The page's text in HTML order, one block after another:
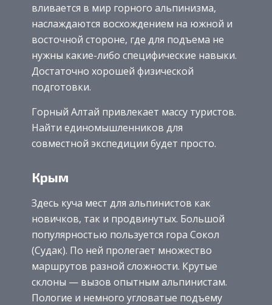
вливается в мир горного альпинизма,
наслаждаются восхождением на южной и
восточной стороне, где для подъема не
нужны какие-либо специфические навыки.
Достаточно хорошей физической
подготовки.
Горный Алтай привлекает массу туристов.
Найти единомышленников для
совместной экспедиции будет просто.
Крым
Здесь куча мест для альпинистов как
новичков, так и продвинутых. Большой
популярностью пользуется гора Сокол
(Судак). По ней пролегает множество
маршрутов разной сложности. Крутые
склоны — вызов опытным альпинистам.
Пологие и немного угловатые подъему